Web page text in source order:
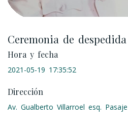
Ceremonia de despedida
Hora y fecha
2021-05-19 17:35:52
Dirección
Av. Gualberto Villarroel esq.